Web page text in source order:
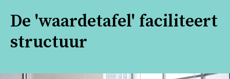
De 'waardetafel' faciliteert
structuur